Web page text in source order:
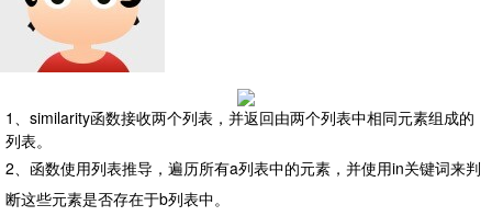
1、similarity函数接收两个列表，并返回由两个列表中相同元素组成的
列表。
2、函数使用列表推导，遍历所有a列表中的元素，并使用in关键词来判
断这些元素是否存在于b列表中。